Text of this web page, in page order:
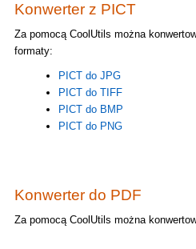
Konwerter z PICT
Za pomocą CoolUtils można
formaty:
PICT do JPG
PICT do TIFF
PICT do BMP
PICT do PNG
Konwerter do PDF
Za pomocą CoolUtils można